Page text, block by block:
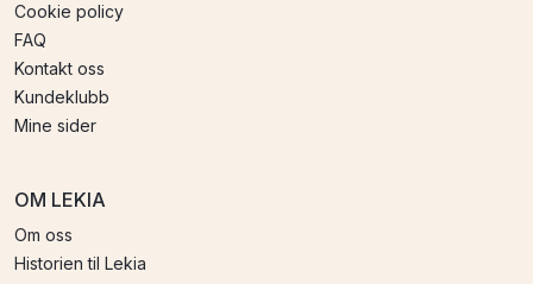
Cookie policy
FAQ
Kontakt oss
Kundeklubb
Mine sider
OM LEKIA
Om oss
Historien til Lekia